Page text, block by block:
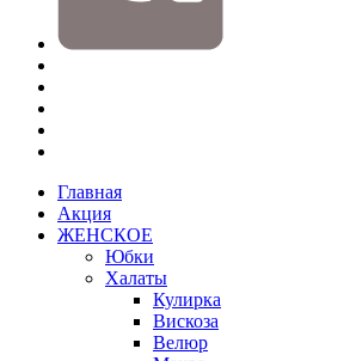
Главная
Акция
ЖЕНСКОЕ
Юбки
Халаты
Кулирка
Вискоза
Велюр